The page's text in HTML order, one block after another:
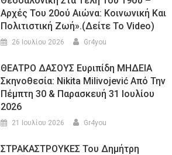
Αρχές Του 20ού Αιώνα: Κοινωνική Και
Πολιτιστική Ζωή».(Δείτε Το Video)
26 Ιουλίου 2026 Gr4you
ΘΕΑΤΡΟ ΔΑΣΟΥΣ Ευριπίδη ΜΗΔΕΙΑ
Σκηνοθεσία: Nikita Milivojević Από Την
Πέμπτη 30 & Παρασκευή 31 Ιουλίου
2026
21 Ιουλίου 2026 Gr4you
ΣΤΡΑΚΑΣΤΡΟΥΚΕΣ Του Δημήτρη